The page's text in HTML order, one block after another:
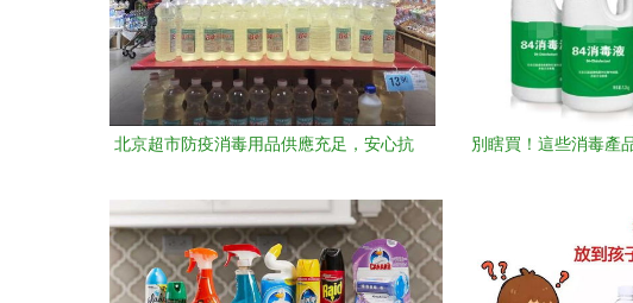
北京超市防疫消毒用品供應充足，安心抗
別瞎買！這些消毒產